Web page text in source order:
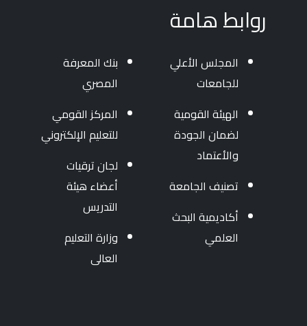
روابط هامة
المجلس الأعلي
للجامعات
الهيئة القومية
لضمان الجودة
والأعتماد
تصنيف الجامعة
أكاديمية البحث
العلمي
بنك المعرفة
المصري
المركز القومي
للتعليم الإلكتروني
لجان ترقيات
أعضاء هيئة
التدريس
وزارة التعليم
العالى